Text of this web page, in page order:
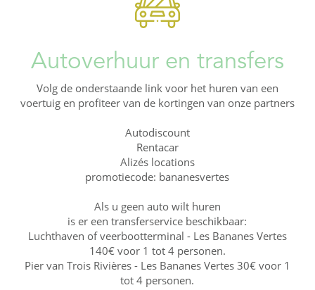
Autoverhuur en transfers
Volg de onderstaande link voor het huren van een
voertuig en profiteer van de kortingen van onze partners
Autodiscount
Rentacar
Alizés locations
promotiecode: bananesvertes
Als u geen auto wilt huren
is er een transferservice beschikbaar:
Luchthaven of veerbootterminal - Les Bananes Vertes
140€ voor 1 tot 4 personen.
Pier van Trois Rivières - Les Bananes Vertes 30€ voor 1
tot 4 personen.